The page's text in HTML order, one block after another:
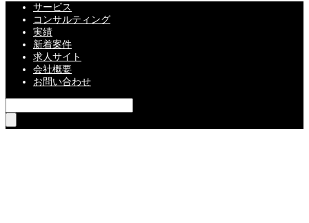
サービス
コンサルティング
実績
新着案件
求人サイト
会社概要
お問い合わせ